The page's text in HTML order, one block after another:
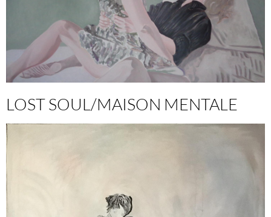
LOST SOUL/MAISON MENTALE